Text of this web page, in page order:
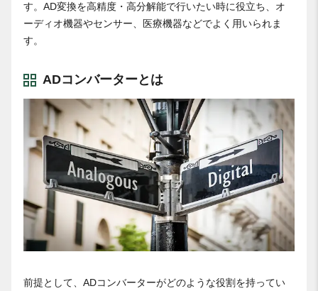
す。AD変換を高精度・高分解能で行いたい時に役立ち、オ
ーディオ機器やセンサー、医療機器などでよく用いられま
す。
ADコンバーターとは
前提として、ADコンバーターがどのような役割を持ってい